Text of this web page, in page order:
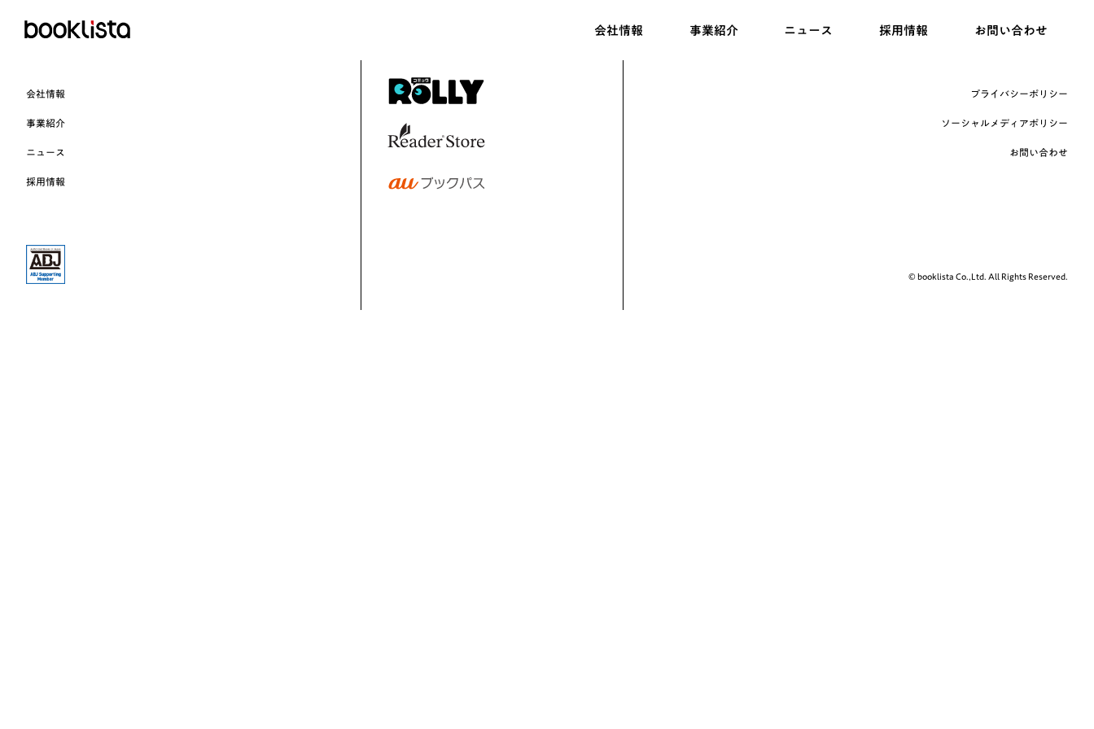
会社情報 事業紹介 ニュース 採用情報 お問い合わせ
会社情報
事業紹介
ニュース
採用情報
プライバシーポリシー
ソーシャルメディアポリシー
お問い合わせ
© booklista Co.,Ltd. All Rights Reserved.